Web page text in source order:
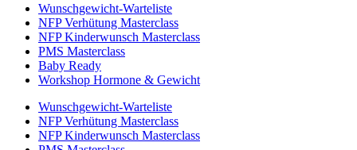
Wunschgewicht-Warteliste
NFP Verhütung Masterclass
NFP Kinderwunsch Masterclass
PMS Masterclass
Baby Ready
Workshop Hormone & Gewicht
Wunschgewicht-Warteliste
NFP Verhütung Masterclass
NFP Kinderwunsch Masterclass